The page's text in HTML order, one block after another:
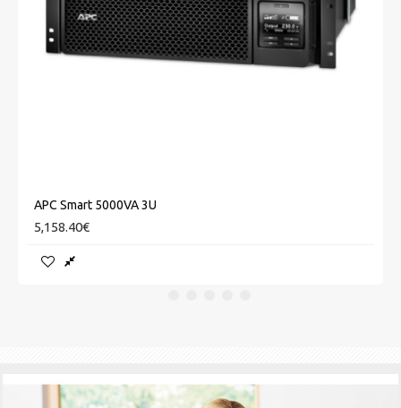
APC Smart 5000VA 3U
5,158.40€